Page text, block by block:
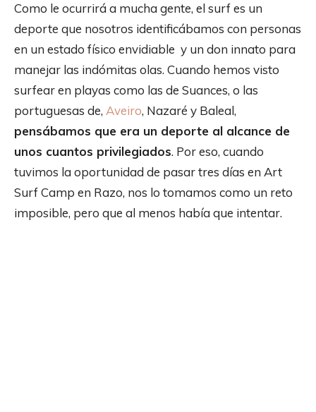
Como le ocurrirá a mucha gente, el surf es un
deporte que nosotros identificábamos con personas
en un estado físico envidiable y un don innato para
manejar las indómitas olas. Cuando hemos visto
surfear en playas como las de Suances, o las
portuguesas de, Aveiro, Nazaré y Baleal,
pensábamos que era un deporte al alcance de
unos cuantos privilegiados. Por eso, cuando
tuvimos la oportunidad de pasar tres días en Art
Surf Camp en Razo, nos lo tomamos como un reto
imposible, pero que al menos había que intentar.